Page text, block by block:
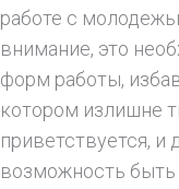
работе с
внимание, это
форм работы,
котором излишне
приветствуется,
возможность